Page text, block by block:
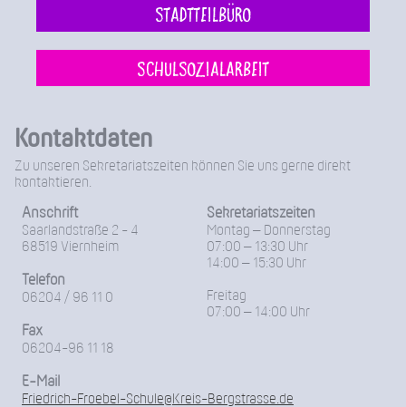
Stadtteilbüro
Schulsozialarbeit
Kontaktdaten
Zu unseren Sekretariatszeiten können Sie uns gerne direkt
kontaktieren.
Anschrift
Saarlandstraße 2 - 4
68519 Viernheim
Telefon
06204 / 96 11 0
Fax
06204-96 11 18
Sekretariatszeiten
Montag – Donnerstag
07:00 – 13:30 Uhr
14:00 – 15:30 Uhr
Freitag
07:00 – 14:00 Uhr
E-Mail
Friedrich-Froebel-Schule@Kreis-Bergstrasse.de